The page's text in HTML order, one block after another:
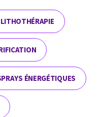
LITHOTHÉRAPIE
ÉNERGÉTIQUES